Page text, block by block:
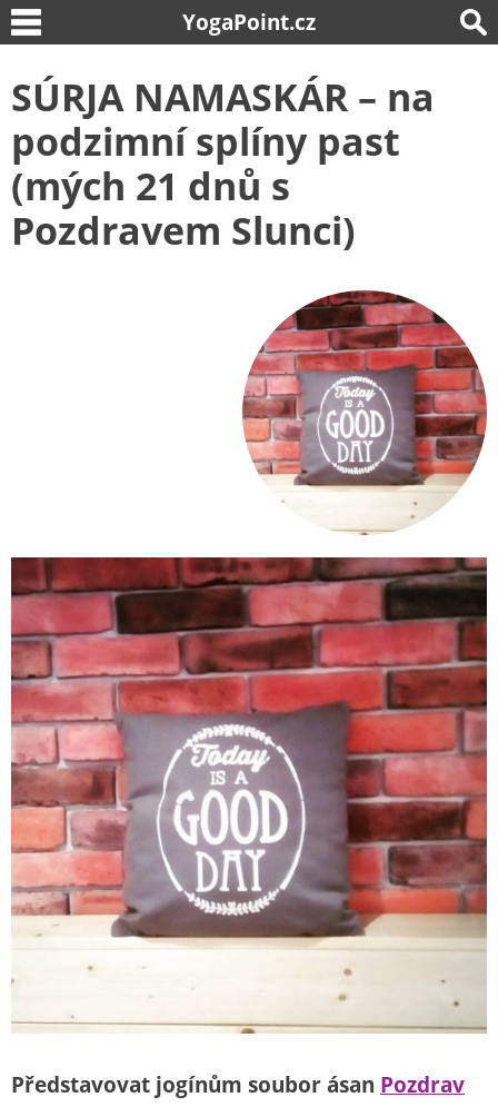
YogaPoint.cz
SÚRJA NAMASKÁR – na
podzimní splíny past
(mých 21 dnů s
Pozdravem Slunci)
Představovat jogínům soubor ásan Pozdrav